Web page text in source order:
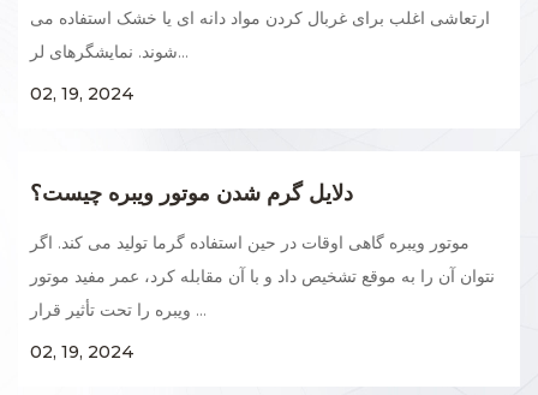
ارتعاشی اغلب برای غربال کردن مواد دانه ای یا خشک استفاده می
شوند. نمایشگرهای لر...
02, 19, 2024
دلایل گرم شدن موتور ویبره چیست؟
موتور ویبره گاهی اوقات در حین استفاده گرما تولید می کند. اگر
نتوان آن را به موقع تشخیص داد و با آن مقابله کرد، عمر مفید موتور
ویبره را تحت تأثیر قرار ...
02, 19, 2024